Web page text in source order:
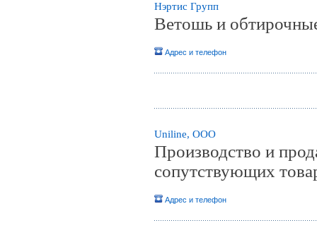
Нэртис Групп
Ветошь и
Адрес и телефон
Uniline, ООО
Производство и
сопутствующих
Адрес и телефон